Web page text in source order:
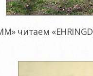
читаем